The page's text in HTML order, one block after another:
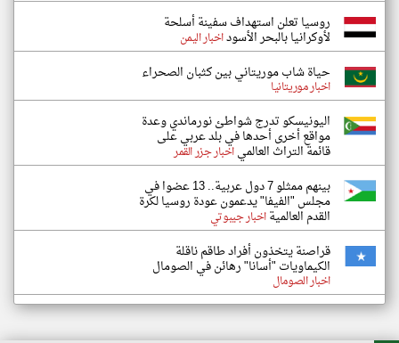
روسيا تعلن استهداف سفينة أسلحة
لأوكرانيا بالبحر الأسوداخبار اليمن
حياة شاب موريتاني بين كثبان الصحراء
اخبار موريتانيا
اليونيسكو تدرج شواطئ نورماندي وعدة
مواقع أخرى أحدها في بلد عربي على
قائمة التراث العالمياخبار جزر القمر
بينهم ممثلو 7 دول عربية.. 13 عضوا في
مجلس "الفيفا" يدعمون عودة روسيا لكرة
القدم العالميةاخبار جيبوتي
قراصنة يتخذون أفراد طاقم ناقلة
الكيماويات "أسانا" رهائن في الصومال
اخبار الصومال